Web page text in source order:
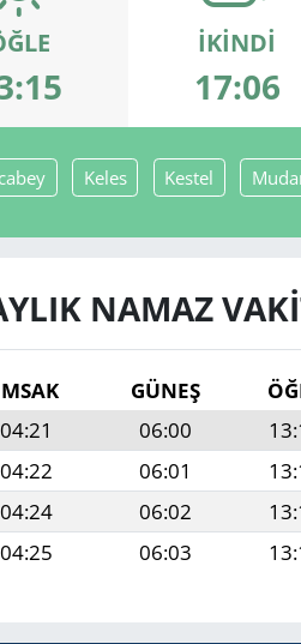
İKINDI
17:06
Keles Kestel
NAMAZ
GÜNEŞ
04:21 06:00
04:22 06:01
04:24 06:02
04:25 06:03